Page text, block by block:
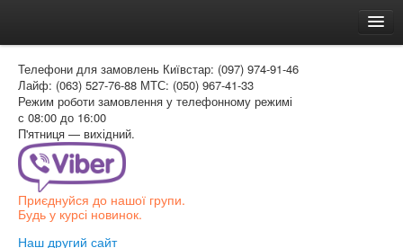
Доставка и оплата
Как заказать
Контакти
Таблиця розмірів
Вхід для покупця
Телефони для замовлень Київстар: (097) 974-91-46
Лайф: (063) 527-76-88 МТС: (050) 967-41-33
Режим роботи замовлення у телефонному режимі
с 08:00 до 16:00
П'ятниця — вихідний.
Приєднуйся до нашої групи.
Будь у курсі новинок.
Наш другий сайт